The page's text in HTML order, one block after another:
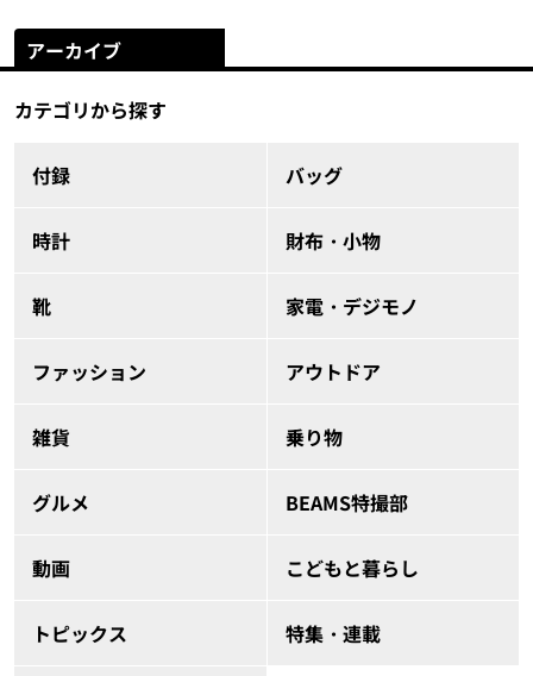
アーカイブ
カテゴリから探す
付録 バッグ
時計 財布・小物
靴 家電・デジモノ
ファッション アウトドア
雑貨 乗り物
グルメ BEAMS特撮部
動画 こどもと暮らし
トピックス 特集・連載